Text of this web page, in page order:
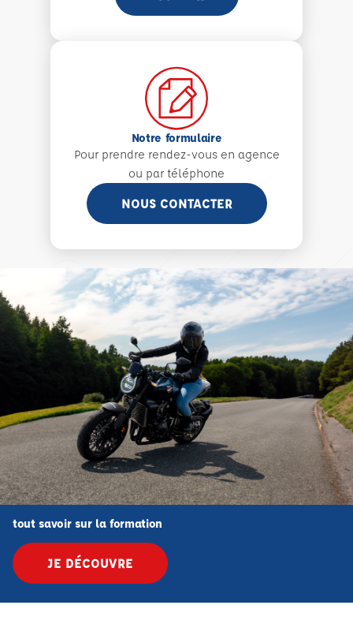
Notre formulaire
Pour prendre rendez-vous en agence
ou par téléphone
NOUS CONTACTER
tout savoir sur la formation
JE DÉCOUVRE